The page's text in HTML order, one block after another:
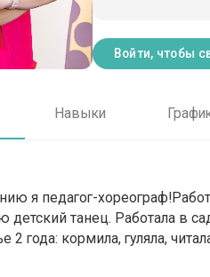
Войти, чтобы
Навыки
я педагог-
детский танец. Работала в
2 года: кормила, гуляла,